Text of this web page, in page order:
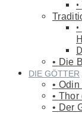
Die
DIE GÖTTER
Odin
Thor
Der